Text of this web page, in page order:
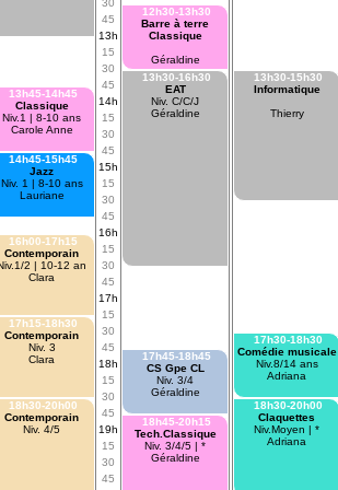
13h45-14h45
Classique
Niv.1 | 8-10 ans
Carole Anne
14h45-15h45
Jazz
Niv. 1 | 8-10 ans
Lauriane
16h00-17h15
Contemporain
2 | 10-12 an
Clara
17h15-18h30
Contemporain
Niv. 3
Clara
18h30-20h00
Contemporain
Niv. 4/5
30
45
13h
15
30
45
14h
15
30
45
15h
15
30
45
16h
15
30
45
17h
15
30
45
18h
15
30
45
19h
15
30
45
12h30-13h30
Barre à terre
Classique
Géraldine
13h30-16h30
EAT
Niv. C/C/J
Géraldine
17h45-18h45
CS Gpe CL
Niv. 3/4
Géraldine
18h45-20h15
Tech.Classique
Niv. 3/4/5 | *
Géraldine
13h30-15h30
Informatique
Thierry
17h30-18h30
Comédie musicale
Niv.8/14 ans
Adriana
18h30-20h00
Claquettes
Niv.Moyen | *
Adriana